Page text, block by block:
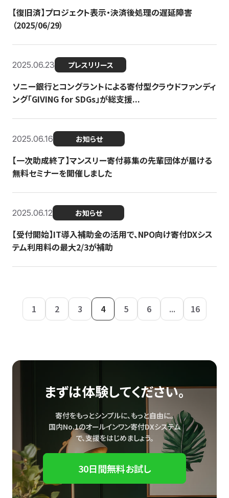
【復旧済】プロジェクト表示・決済後処理の遅延障害
（2025/06/29）
2025.06.23 プレスリリース
ソニー銀行とコングラントによる寄付型クラウドファンディ
ング「GIVING for SDGs」が総支援...
2025.06.16 お知らせ
【一次助成終了】マンスリー寄付募集の先輩団体が届ける
無料セミナーを開催しました
2025.06.12 お知らせ
【受付開始】IT導入補助金の活用で、NPO向け寄付DXシス
テム利用料の最大2/3が補助
1 2 3 4 5 6 ... 16
まずは体験してください。
寄付をもっとシンプルに、もっと自由に。
国内No.1のオールインワン寄付DXシステム
で、支援をはじめましょう。
30日間無料お試し